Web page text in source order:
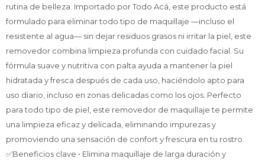
rutina de belleza. Importado por Todo Acá, este producto está
formulado para eliminar todo tipo de maquillaje —incluso el
resistente al agua— sin dejar residuos grasos ni irritar la piel, este
removedor combina limpieza profunda con cuidado facial. Su
fórmula suave y nutritiva con palta ayuda a mantener la piel
hidratada y fresca después de cada uso, haciéndolo apto para
uso diario, incluso en zonas delicadas como los ojos. Perfecto
para todo tipo de piel, este removedor de maquillaje te permite
una limpieza eficaz y delicada, eliminando impurezas y
promoviendo una sensación de confort y frescura en tu rostro.
✅Beneficios clave • Elimina maquillaje de larga duración y